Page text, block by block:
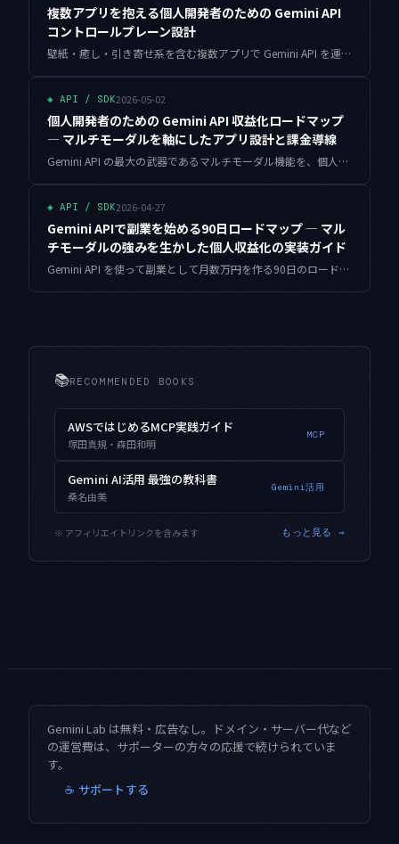
複数アプリを抱える個人開発者のための Gemini API
コントロールプレーン設計
壁紙・癒し・引き寄せ系を含む複数アプリで Gemini API を運用していると、いつの間にかキーが散らばり、コスト按分が分からなくなります。中央管理層を一枚挟む設計を、12ヶ月運用で見えた落とし穴とともに整理しました。
◈ API / SDK2026-05-02
個人開発者のための Gemini API 収益化ロードマップ
— マルチモーダルを軸にしたアプリ設計と課金導線
Gemini API の最大の武器であるマルチモーダル機能を、個人開発者がどう収益化に直結させるか。アプリ設計から課金導線、Stripe との連携、運用の現場知見までを完全な実装コードで解説します。
◈ API / SDK2026-04-27
Gemini APIで副業を始める90日ロードマップ — マル
チモーダルの強みを生かした個人収益化の実装ガイド
Gemini API を使って副業として月数万円を作る90日のロードマップ。マルチモーダル対応・コンテキストキャッシング・Free Tier活用といったGeminiの強みを最大限活かしながら、個人事業者が無理なく続けられる収益化構造をフェーズ分けで解説します。
📚RECOMMENDED BOOKS
AWSではじめるMCP実践ガイド
塚田真規・森田和明
MCP
Gemini AI活用 最強の教科書
桑名由美
Gemini活用
※ アフィリエイトリンクを含みます もっと見る →
Gemini Lab は無料・広告なし。ドメイン・サーバー代など
の運営費は、サポーターの方々の応援で続けられていま
す。
☕ サポートする